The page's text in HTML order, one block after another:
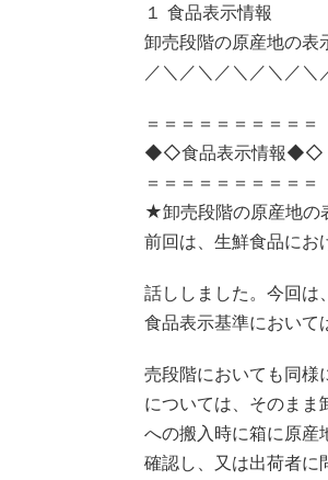
１ 食品表示情報
卸売段階の原産地の表
／＼／＼／＼／＼／＼
＝＝＝＝＝＝＝＝＝＝
◆◇食品表示情報◆◇
＝＝＝＝＝＝＝＝＝＝
★卸売段階の原産地の
前回は、生鮮食品にお
話ししました。今回は
食品表示基準において
売段階においても同様
については、そのまま
への搬入時に箱に原産
確認し、又は出荷者に